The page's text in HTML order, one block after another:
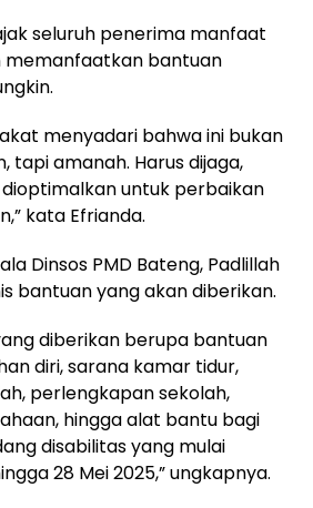
seluruh penerima manfaat
memanfaatkan bantuan
menyadari bahwa ini bukan
tapi amanah. Harus dijaga,
untuk perbaikan
kata Efrianda.
Dinsos PMD Bateng, Padlillah
bantuan yang akan diberikan.
diberikan berupa bantuan
diri, sarana kamar tidur,
perlengkapan sekolah,
hingga alat bantu bagi
disabilitas yang mulai
28 Mei 2025,” ungkapnya.